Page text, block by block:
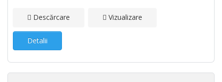
Descărcare Vizualizare
Detalii